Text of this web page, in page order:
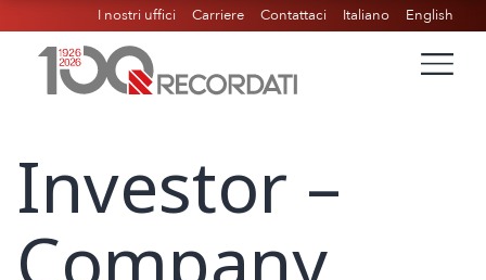
I nostri uffici Carriere Contattaci Italiano English
Investor –